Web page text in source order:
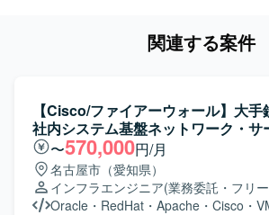
関連する案件
【Cisco/ファイアーウォール】大
社内システム基盤ネットワーク・サ
〜570,000円/月
名古屋市（愛知県）
インフラエンジニア(業務委託・フリ
Oracle ・ RedHat ・ Apache ・ Cisco ・